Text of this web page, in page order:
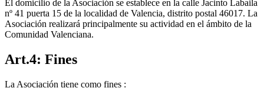
El domicilio de la Asociación se establece en la calle Jacinto Labaila
nº 41 puerta 15 de la localidad de Valencia, distrito postal 46017. La
Asociación realizará principalmente su actividad en el ámbito de la
Comunidad Valenciana.
Art.4: Fines
La Asociación tiene como fines :